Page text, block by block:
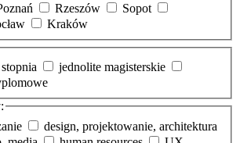
Rzeszów
Sopot
Kraków
jednolite magisterskie
design, projektowanie, architektura